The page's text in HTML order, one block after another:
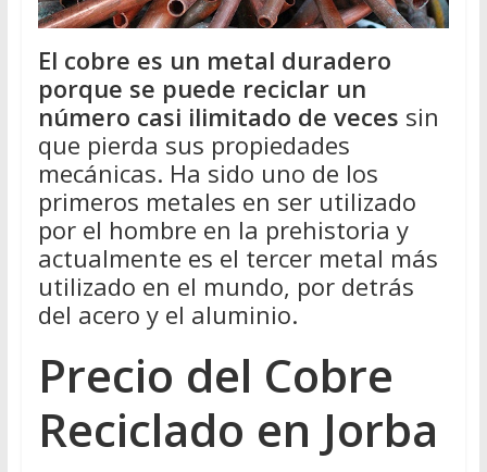
El cobre es un metal duradero
porque se puede reciclar un
número casi ilimitado de veces sin
que pierda sus propiedades
mecánicas. Ha sido uno de los
primeros metales en ser utilizado
por el hombre en la prehistoria y
actualmente es el tercer metal más
utilizado en el mundo, por detrás
del acero y el aluminio.
Precio del Cobre
Reciclado en Jorba